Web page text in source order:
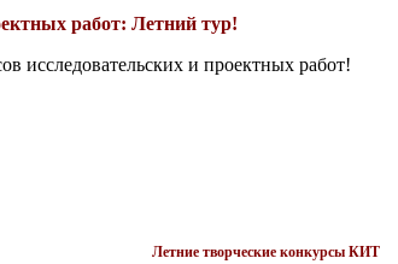
работ: Летний тур!
исследовательских и проектных работ!
Летние творческие конкурсы КИТ